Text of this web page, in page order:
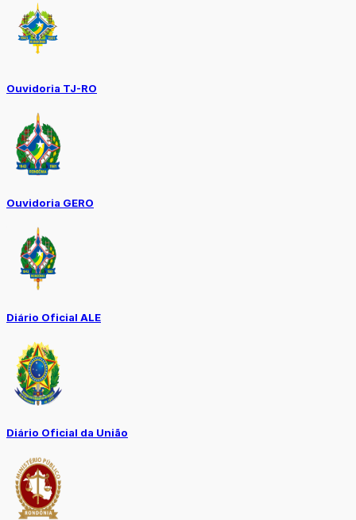
Ouvidoria TJ-RO
Ouvidoria GERO
Diário Oficial ALE
Diário Oficial da União